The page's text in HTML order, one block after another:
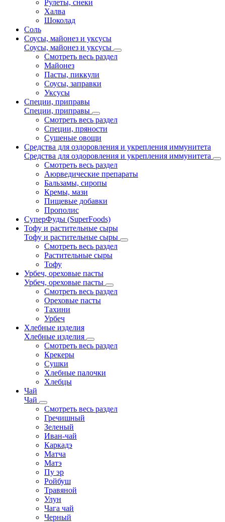
Рулеты, снеки
Халва
Шоколад
Соль
Соусы, майонез и уксусы
Соусы, майонез и уксусы
Смотреть весь раздел
Майонез
Пасты, пиккули
Соусы, заправки
Уксусы
Специи, приправы
Специи, приправы
Смотреть весь раздел
Специи, пряности
Сушеные овощи
Средства для оздоровления и укрепления иммунитета
Средства для оздоровления и укрепления иммунитета
Смотреть весь раздел
Аюрведические препараты
Бальзамы, сиропы
Кремы, мази
Пищевые добавки
Прополис
СуперФуды (SuperFoods)
Тофу и растительные сыры
Тофу и растительные сыры
Смотреть весь раздел
Растительные сыры
Тофу
Урбеч, ореховые пасты
Урбеч, ореховые пасты
Смотреть весь раздел
Ореховые пасты
Тахини
Урбеч
Хлебные изделия
Хлебные изделия
Смотреть весь раздел
Крекеры
Сушки
Хлебные палочки
Хлебцы
Чай
Чай
Смотреть весь раздел
Гречишный
Зеленый
Иван-чай
Каркадэ
Матча
Матэ
Пу эр
Ройбуш
Травяной
Улун
Чага чай
Черный